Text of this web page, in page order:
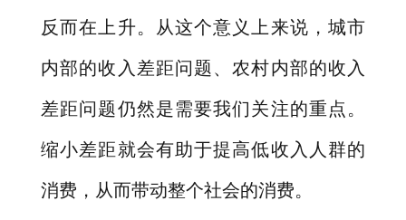
反而在上升。从这个意义上来说，城市
内部的收入差距问题、农村内部的收入
差距问题仍然是需要我们关注的重点。
缩小差距就会有助于提高低收入人群的
消费，从而带动整个社会的消费。